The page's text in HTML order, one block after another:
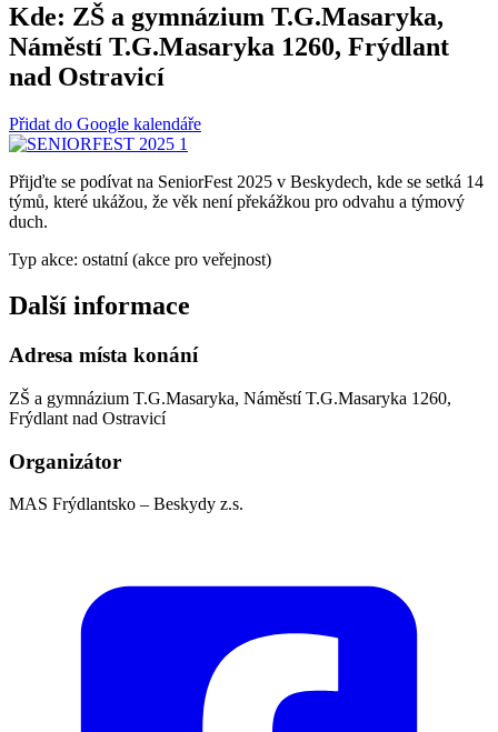
Kde: ZŠ a gymnázium T.G.Masaryka,
Náměstí T.G.Masaryka 1260, Frýdlant
nad Ostravicí
Přidat do Google kalendáře
Přijďte se podívat na SeniorFest 2025 v Beskydech, kde se setká 14
týmů, které ukážou, že věk není překážkou pro odvahu a týmový
duch.
Typ akce: ostatní (akce pro veřejnost)
Další informace
Adresa místa konání
ZŠ a gymnázium T.G.Masaryka, Náměstí T.G.Masaryka 1260,
Frýdlant nad Ostravicí
Organizátor
MAS Frýdlantsko – Beskydy z.s.